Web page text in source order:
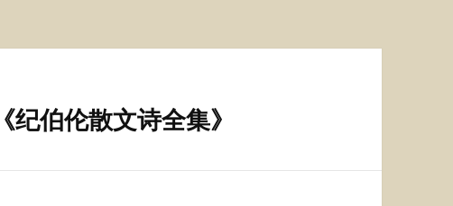
纪伯伦散文诗全集》